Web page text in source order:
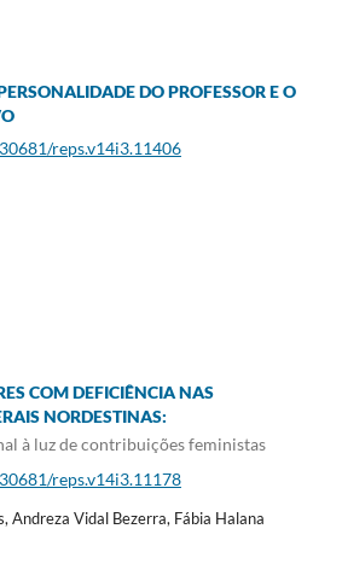
DO PROFESSOR E O
reps.v14i3.11406
COM DEFICIÊNCIA NAS
NORDESTINAS:
à luz de contribuições feministas
reps.v14i3.11178
Andreza Vidal Bezerra, Fábia Halana